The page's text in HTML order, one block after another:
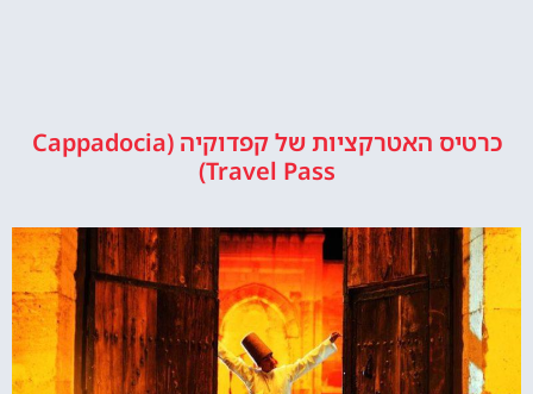
כרטיס האטרקציות של קפדוקיה (Cappadocia
Travel Pass)